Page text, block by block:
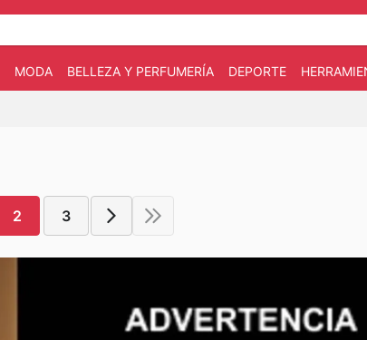
MODA BELLEZA Y PERFUMERÍA DEPORTE
2 3